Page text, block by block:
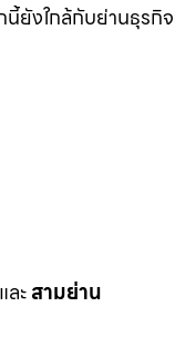
นี้ยังใกล้กับย่านธุรกิ
ละสามย่าน